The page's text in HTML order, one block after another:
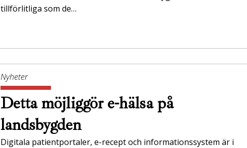
tillförlitliga som de…
Nyheter
Detta möjliggör e-hälsa på
landsbygden
Digitala patientportaler, e-recept och informationssystem är i